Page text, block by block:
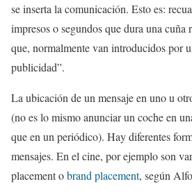
se inserta la comunicación. Esto es:
impresos o segundos que dura una
que, normalmente van introducidos por
publicidad”.
La ubicación de un mensaje en uno u
(no es lo mismo anunciar un coche en
que en un periódico). Hay diferentes
mensajes. En el cine, por ejemplo son
placement obrand placement, según